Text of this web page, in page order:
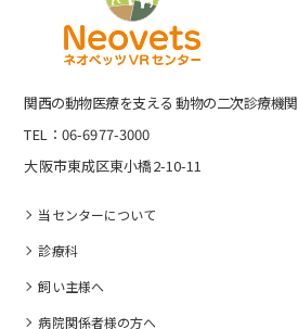
関⻄の動物医療を⽀える 動物の⼆次診療機関
TEL：06-6977-3000
大阪市東成区東小橋2-10-11
当センターについて
診療科
飼い主様へ
病院関係者様の⽅へ